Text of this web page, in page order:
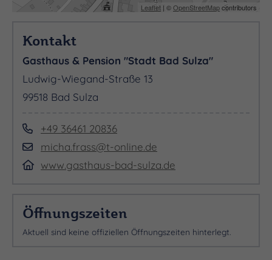
Leaflet | ©OpenStreetMapcontributors
Kontakt
Gasthaus & Pension "Stadt Bad Sulza"
Ludwig-Wiegand-Straße 13
99518 Bad Sulza
+49 36461 20836
micha.frass@t-online.de
www.gasthaus-bad-sulza.de
Öffnungszeiten
Aktuell sind keine offiziellen Öffnungszeiten hinterlegt.